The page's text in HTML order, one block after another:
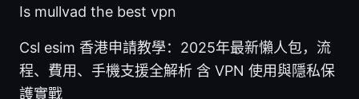
Is mullvad the best vpn
Csl esim 香港申請教學：2025年最新懶人包，流
程、費用、手機支援全解析 含 VPN 使用與隱私保
護實戰